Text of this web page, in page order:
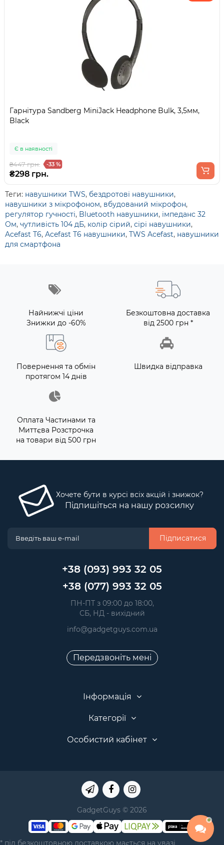
Гарнітура Sandberg MiniJack Headphone Bulk, 3,5мм,
Black
Є в наявності
₴447 грн. -33 %
₴298 грн.
Теги: навушники TWS, бездротові навушники,
навушники з мікрофоном, вбудований мікрофон,
регулятор гучності, Bluetooth навушники, імпеданс 32
Ом, чутливість 104 дБ, колір сірий, сірі навушники,
Acefast T6, Acefast T6 навушники, TWS Acefast, навушники
для смартфона
Найнижчі ціни
Знижки до -60%
Безкоштовна доставка
від 2500 грн *
Повернення та обмін
протягом 14 днів
Швидка відправка
Оплата Частинами та
Миттєва Розстрочка
на товари від 500 грн
Хочете бути в курсі всіх акцій і знижок?
Підпишіться на нашу розсилку
Підписатися
+38 (093) 993 32 05
+38 (077) 993 32 05
ПН-ПТ з 09:00 до 18:00,
СБ, НД - вихідний
info@gadgetguys.com.ua
Передзвоніть мені
Інформація
Категорії
Особистий кабінет
GadgetGuys © 2026
* під безкоштовною доставкою мається на увазі